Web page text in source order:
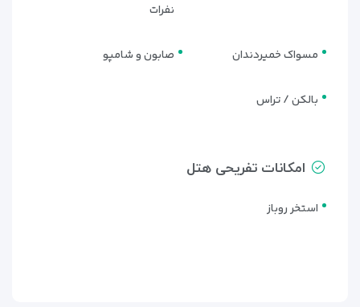
نفرات
مسواک خمیردندان صابون و شامپو
بالکن / تراس
امکانات تفریحی هتل
استخر روباز